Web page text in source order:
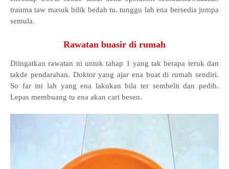
trauma taw masuk bilik bedah tu. tunggu lah ena bersedia jumpa
semula.
Rawatan buasir di rumah
Diingatkan rawatan ni untuk tahap 1 yang tak berapa teruk dan
takde pendarahan. Doktor yang ajar ena buat di rumah sendiri.
So far ini lah yang ena lakukan bila ter sembelit dan pedih.
Lepas membuang tu ena akan cari besen.